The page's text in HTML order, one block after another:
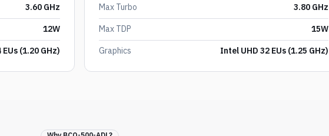
3.60 GHz
12W
(1.20 GHz)
Max Turbo
3.80 GHz
Max TDP
15W
Graphics
Intel UHD 32 EUs (1.25 GHz)